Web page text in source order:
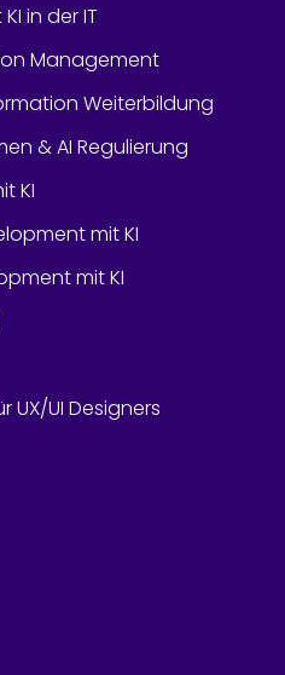
in der IT
Management
Weiterbildung
& AI Regulierung
KI
mit KI
mit KI
UX/UI Designers